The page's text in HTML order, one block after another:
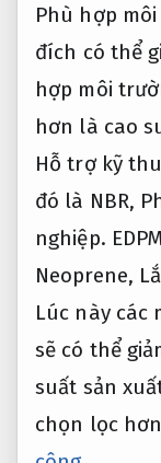
Phù hợp
đích có thể
hợp môi
hơn là cao
Hỗ trợ kỹ
đó là NBR,
nghiệp.
Neoprene,
Lúc này các
sẽ có thể
suất sản
chọn lọc